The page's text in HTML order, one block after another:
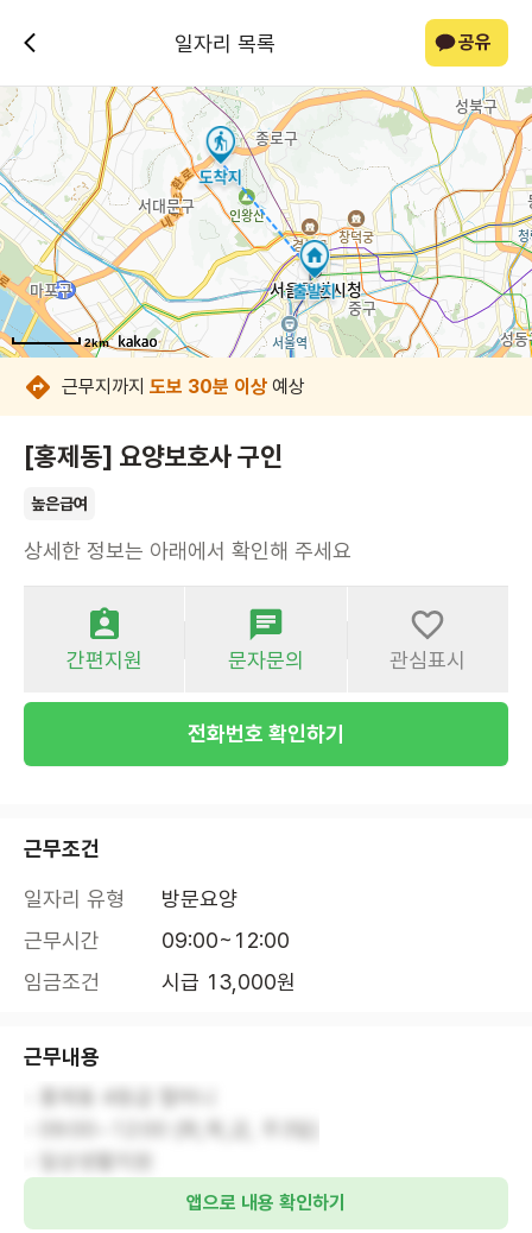
일자리 목록 공유
2km
2km
2km
2km
2km
2km
2km
2km
근무지까지 도보 30분 이상 예상
[홍제동] 요양보호사 구인
높은급여
상세한 정보는 아래에서 확인해 주세요
간편지원 문자문의 관심표시
전화번호 확인하기
근무조건
일자리 유형
방문요양
근무시간
09:00~12:00
임금조건
시급 13,000원
근무내용
앱으로 내용 확인하기